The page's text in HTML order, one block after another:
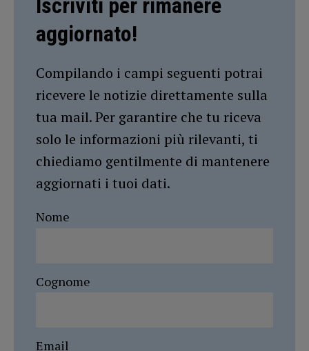
Iscriviti per rimanere
aggiornato!
Compilando i campi seguenti potrai
ricevere le notizie direttamente sulla
tua mail. Per garantire che tu riceva
solo le informazioni più rilevanti, ti
chiediamo gentilmente di mantenere
aggiornati i tuoi dati.
Nome
Cognome
Email